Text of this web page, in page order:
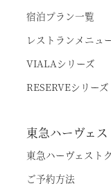
最新のお知らせ
施設情報
宿泊プラン一覧
レストランメニ
旧軽井沢 / 旧軽
軽井沢
蓼科リゾート
関西エリア
空
オン
※ご利用には
宿泊プラン一覧
レストランメニュ
VIALAシリーズ
RESERVEシリーズ
東急ハーヴェ
東急ハーヴェスト
ご予約方法